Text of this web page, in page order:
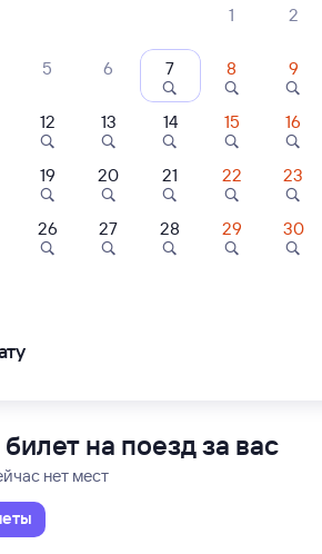
поездов Сенная — Кез
на 4 ноября. Отправление и прибытие
Парка)
08:09
ближайшие: 7, 8, 9 августа
на поезд за вас
нет мест
1 2
5 6 7 8 9
12 13 14 15 16
19 20 21 22 23
26 27 28 29 30